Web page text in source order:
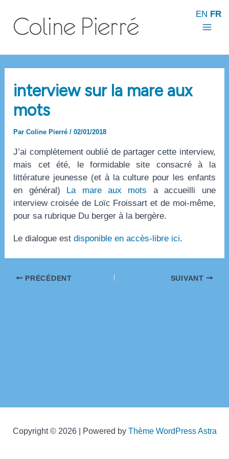
contenu
interview sur la mare aux
mots
ParColine Pierré/02/01/2018
J’ai complètement oublié de partager cette interview,
mais cet été, le formidable site consacré à la
littérature jeunesse (et à la culture pour les enfants
en général) La mare aux mots a accueilli une
interview croisée de Loïc Froissart et de moi-même,
pour sa rubrique Du berger à la bergère.
Le dialogue estdisponible en accès-libre ici.
Navigation
PRÉCÉDENT SUIVANT
Copyright © 2026 | Powered by Thème WordPress Astra
EN FR